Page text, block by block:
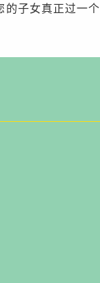
的子女真正过一个